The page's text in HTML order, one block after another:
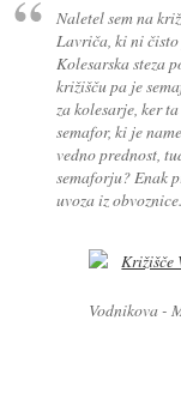
Naletel sem na
Lavriča, ki ni
Kolesarska steza
križišču pa je
za kolesarje, ker
semafor, ki je
vedno prednost,
semaforju? Enak
uvoza iz obvoznice.
Vodnikova -